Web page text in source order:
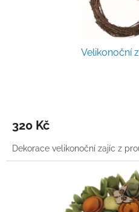
Velikonoční
320 Kč
Dekorace velikonoční zajíc z